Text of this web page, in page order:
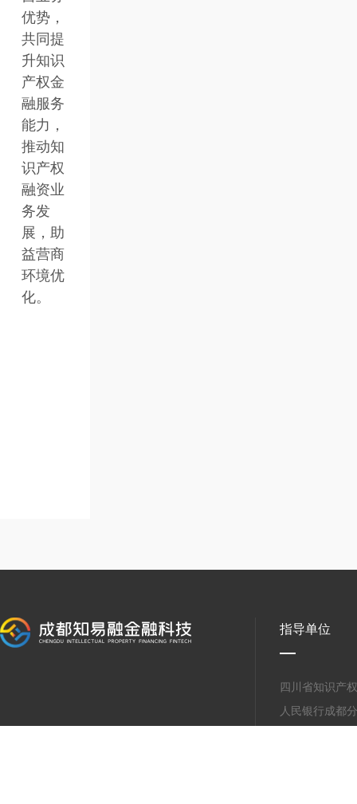
优势，
共同提
升知识
产权金
融服务
能力，
推动知
识产权
融资业
务发
展，助
益营商
环境优
化。
指导单位
四川省知识产
人民银行成都